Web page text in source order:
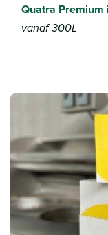
Quatra Premium
vanaf 300L